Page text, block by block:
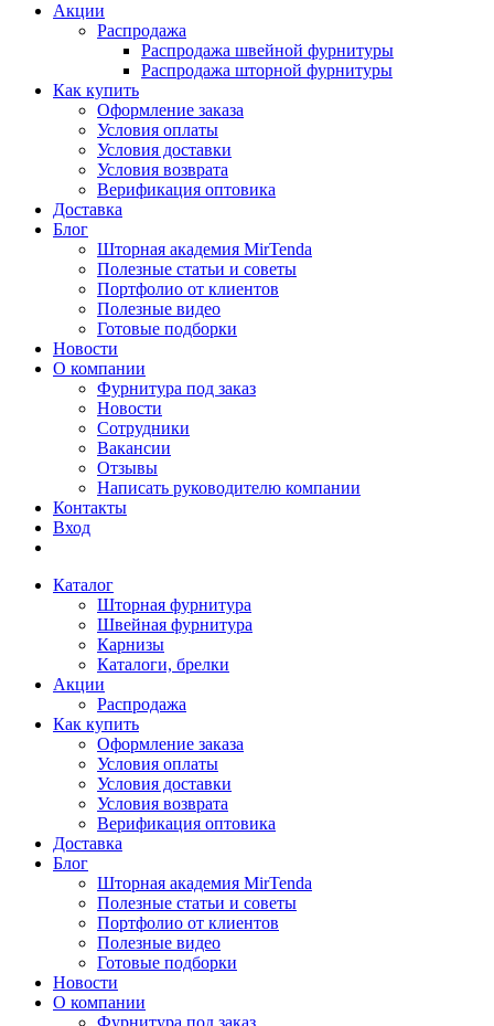
Акции
Распродажа
Распродажа швейной фурнитуры
Распродажа шторной фурнитуры
Как купить
Оформление заказа
Условия оплаты
Условия доставки
Условия возврата
Верификация оптовика
Доставка
Блог
Шторная академия MirTenda
Полезные статьи и советы
Портфолио от клиентов
Полезные видео
Готовые подборки
Новости
О компании
Фурнитура под заказ
Новости
Сотрудники
Вакансии
Отзывы
Написать руководителю компании
Контакты
Вход
Каталог
Шторная фурнитура
Швейная фурнитура
Карнизы
Каталоги, брелки
Акции
Распродажа
Как купить
Оформление заказа
Условия оплаты
Условия доставки
Условия возврата
Верификация оптовика
Доставка
Блог
Шторная академия MirTenda
Полезные статьи и советы
Портфолио от клиентов
Полезные видео
Готовые подборки
Новости
О компании
Фурнитура под заказ